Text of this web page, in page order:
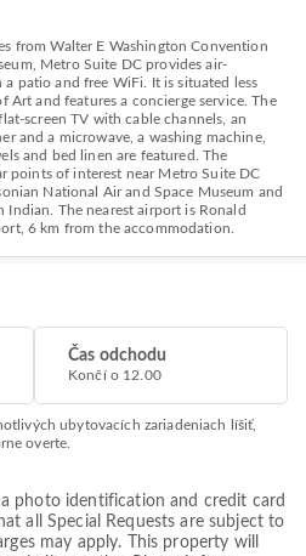
from Walter E Washington Convention
Metro Suite DC provides air-
patio and free WiFi. It is situated less
Art and features a concierge service. The
screen TV with cable channels, an
and a microwave, a washing machine,
and bed linen are featured. The
points of interest near Metro Suite DC
National Air and Space Museum and
The nearest airport is Ronald
6 km from the accommodation.
Čas odchodu
Končí o 12.00
ubytovacích zariadeniach líšiť,
overte.
photo identification and credit card
all Special Requests are subject to
may apply. This property will